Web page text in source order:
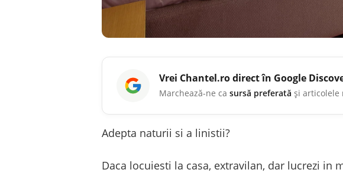
Vrei Chantel.rodirect în Google
Marchează-ne ca sursă preferată și articolele
Adepta naturii si a linistii?
Daca locuiesti la casa, extravilan, dar lucrezi